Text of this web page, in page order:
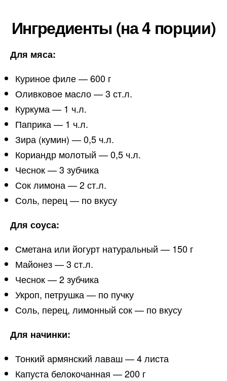
Ингредиенты (на 4 порции)
Для мяса:
Куриное филе — 600 г
Оливковое масло — 3 ст.л.
Куркума — 1 ч.л.
Паприка — 1 ч.л.
Зира (кумин) — 0,5 ч.л.
Кориандр молотый — 0,5 ч.л.
Чеснок — 3 зубчика
Сок лимона — 2 ст.л.
Соль, перец — по вкусу
Для соуса:
Сметана или йогурт натуральный — 150 г
Майонез — 3 ст.л.
Чеснок — 2 зубчика
Укроп, петрушка — по пучку
Соль, перец, лимонный сок — по вкусу
Для начинки:
Тонкий армянский лаваш — 4 листа
Капуста белокочанная — 200 г